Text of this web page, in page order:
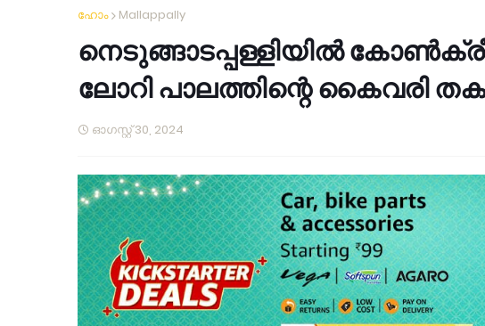
ഹോം Mallappally
നെടുങ്ങാടപ്പള്ളിയിൽ
ലോറി പാലത്തിന്റെ കൈവരി
ഓഗസ്റ്റ് 30, 2024